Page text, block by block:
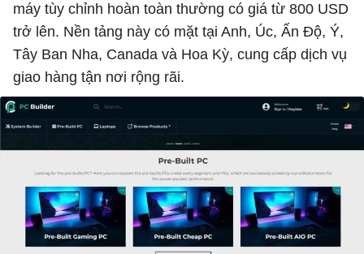
máy tùy chỉnh hoàn toàn thường có giá từ 800 USD
trở lên. Nền tảng này có mặt tại Anh, Úc, Ấn Độ, Ý,
Tây Ban Nha, Canada và Hoa Kỳ, cung cấp dịch vụ
giao hàng tận nơi rộng rãi.